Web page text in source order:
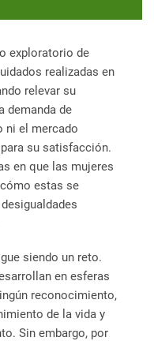
exploratorio de
realizadas en
relevar su
demanda de
ni el mercado
su satisfacción.
en que las mujeres
estas se
siendo un reto.
en esferas
reconocimiento,
de la vida y
Sin embargo, por